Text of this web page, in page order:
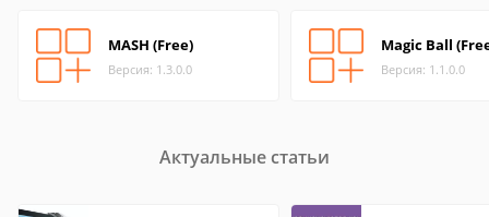
MASH (Free)
Версия: 1.3.0.0
Magic Ball
Версия: 1.1.0.0
Актуальные статьи